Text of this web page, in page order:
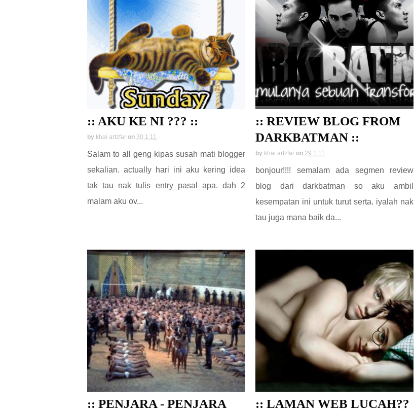
:: AKU KE NI ??? ::
by khai artzfar on 30.1.11
Salam to all geng kipas susah mati blogger
sekalian. actually hari ini aku kering idea
tak tau nak tulis entry pasal apa. dah 2
malam aku ov...
:: REVIEW BLOG FROM
DARKBATMAN ::
by khai artzfar on 29.1.11
bonjour!!!! semalam ada segmen review
blog dari darkbatman so aku ambil
kesempatan ini untuk turut serta. iyalah nak
tau juga mana baik da...
:: PENJARA - PENJARA
:: LAMAN WEB LUCAH??